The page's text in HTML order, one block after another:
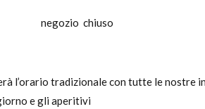
negozio chiuso
l’orario tradizionale con tutte le nostre
e gli aperitivi